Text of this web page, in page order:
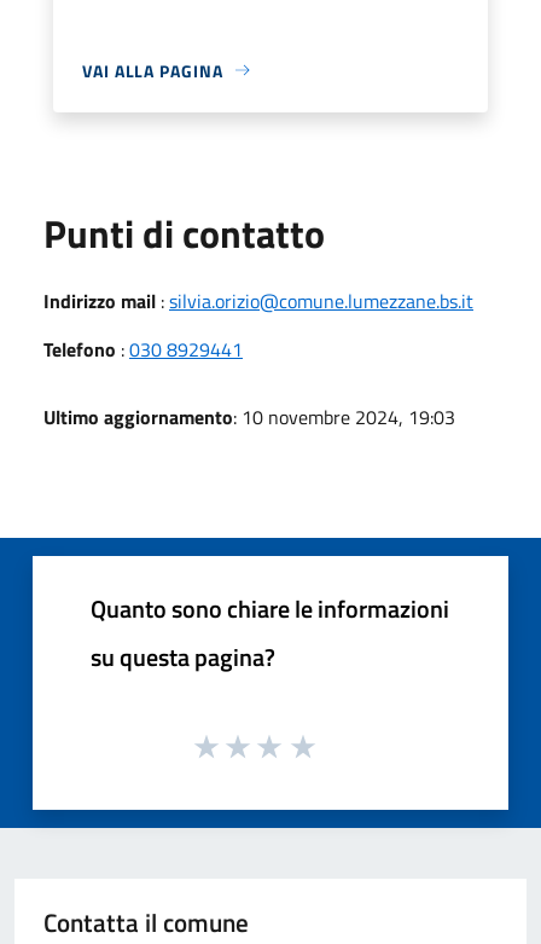
VAI ALLA PAGINA
Punti di contatto
Indirizzo mail :silvia.orizio@comune.lumezzane.bs.it
Telefono :030 8929441
Ultimo aggiornamento: 10 novembre 2024, 19:03
Quanto sono chiare le informazioni
su questa pagina?
Contatta il comune